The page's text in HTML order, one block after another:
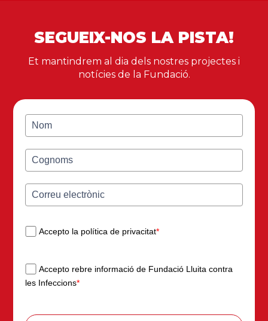
SEGUEIX-NOS LA PISTA!
Et mantindrem al dia dels nostres projectes i
notícies de la Fundació.
Accepto la política de privacitat*
Accepto rebre informació de Fundació Lluita contra
les Infeccions*